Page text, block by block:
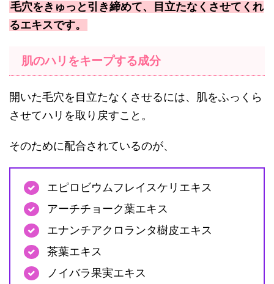
毛穴をきゅっと引き締めて、目立たなくさせてくれ
るエキスです。
肌のハリをキープする成分
開いた毛穴を目立たなくさせるには、肌をふっくら
させてハリを取り戻すこと。
そのために配合されているのが、
エピロビウムフレイスケリエキス
アーチチョーク葉エキス
エナンチアクロランタ樹皮エキス
茶葉エキス
ノイバラ果実エキス